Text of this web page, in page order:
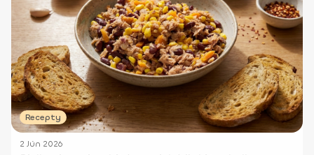
Recepty
2 Jún 2026